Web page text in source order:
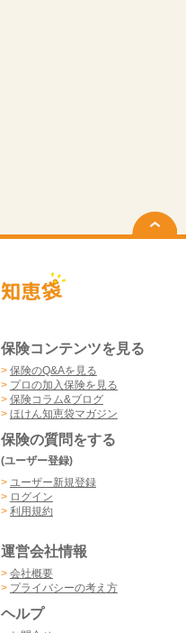
保険コンテンツを見る
> 保険のQ&Aを見る
> プロの加入保険を見る
> 保険コラム&ブログ
> ほけん知恵袋マガジン
保険の質問をする
(ユーザー登録)
> ユーザー新規登録
> ログイン
> 利用規約
運営会社情報
> 会社概要
> プライバシーの考え方
ヘルプ